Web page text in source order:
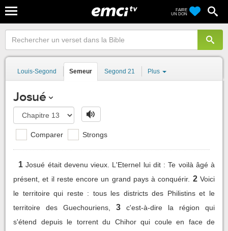
FAIRE
UN DON
Louis-Segond Semeur Segond 21 Plus
Josué
Comparer Strongs
1 Josué était devenu vieux. L'Eternel lui dit : Te voilà âgé à
présent, et il reste encore un grand pays à conquérir. 2 Voici
le territoire qui reste : tous les districts des Philistins et le
territoire des Guechouriens,
3
c'est-à-dire la région qui
s'étend depuis le torrent du Chihor qui coule en face de